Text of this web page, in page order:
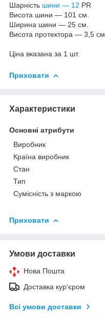
Шарність шини — 12 PR
Висота шини — 101 см.
Ширина шини — 25 см.
Висота протектора — 3,5 см.
Ціна вказана за 1 шт.
Приховати
Характеристики
Основні атрибути
Виробник
Країна виробник
Стан
Тип
Сумісність з маркою
Приховати
Умови доставки
Нова Пошта
Доставка кур'єром
Всі умови доставки